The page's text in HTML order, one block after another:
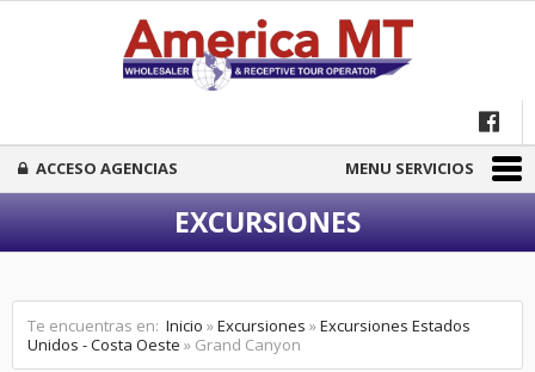
ACCESO AGENCIAS MENU SERVICIOS
EXCURSIONES
Te encuentras en: Inicio »Excursiones »Excursiones Estados
Unidos - Costa Oeste » Grand Canyon